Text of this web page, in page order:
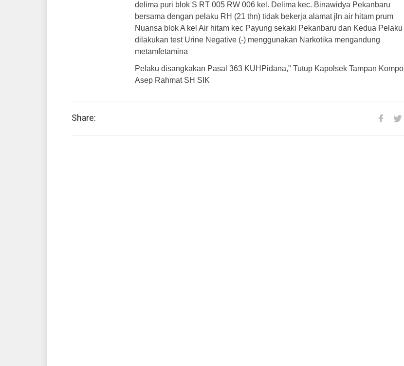
delima puri blok S RT 005 RW 006 kel. Delima kec. Binawidya Pekanbaru
bersama dengan pelaku RH (21 thn) tidak bekerja alamat jln air hitam prum
Nuansa blok A kel Air hitam kec Payung sekaki Pekanbaru dan Kedua Pelaku
dilakukan test Urine Negative (-) menggunakan Narkotika mengandung
metamfetamina
Pelaku disangkakan Pasal 363 KUHPidana," Tutup Kapolsek Tampan Kompol
Asep Rahmat SH SIK
Share: